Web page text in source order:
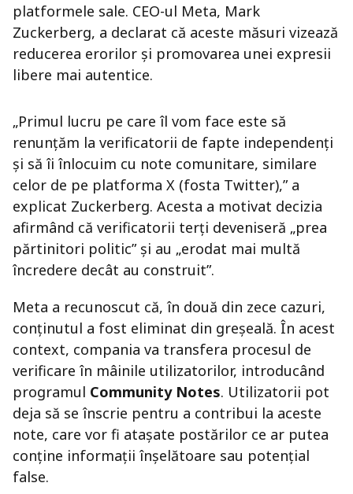
platformele sale. CEO-ul Meta, Mark
Zuckerberg, a declarat că aceste măsuri vizează
reducerea erorilor și promovarea unei expresii
libere mai autentice.
„Primul lucru pe care îl vom face este să
renunțăm la verificatorii de fapte independenți
și să îi înlocuim cu note comunitare, similare
celor de pe platforma X (fosta Twitter),” a
explicat Zuckerberg. Acesta a motivat decizia
afirmând că verificatorii terți deveniseră „prea
părtinitori politic” și au „erodat mai multă
încredere decât au construit”.
Meta a recunoscut că, în două din zece cazuri,
conținutul a fost eliminat din greșeală. În acest
context, compania va transfera procesul de
verificare în mâinile utilizatorilor, introducând
programul Community Notes. Utilizatorii pot
deja să se înscrie pentru a contribui la aceste
note, care vor fi atașate postărilor ce ar putea
conține informații înșelătoare sau potențial
false.